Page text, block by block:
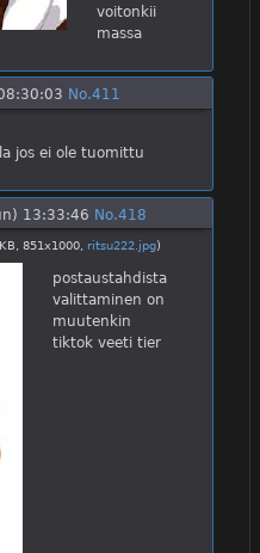
voitonkii
massa
No.411
jos ei ole tuomittu
13:33:46 No.418
851x1000, ritsu222.jpg)
postaustahdista
valittaminen on
muutenkin
tiktok veeti tier